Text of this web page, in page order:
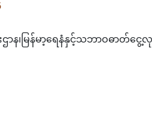
ာန၊မြန်မာ့ရေနံနှင့်သဘာဝဓာတ်ငွေ့လု